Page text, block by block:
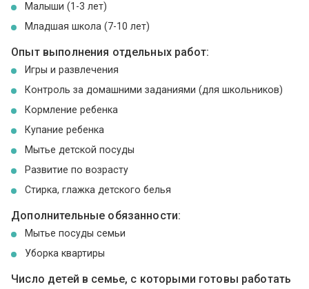
Малыши (1-3 лет)
Младшая школа (7-10 лет)
Опыт выполнения отдельных работ:
Игры и развлечения
Контроль за домашними заданиями (для школьников)
Кормление ребенка
Купание ребенка
Мытье детской посуды
Развитие по возрасту
Стирка, глажка детского белья
Дополнительные обязанности:
Мытье посуды семьи
Уборка квартиры
Число детей в семье, с которыми готовы работать